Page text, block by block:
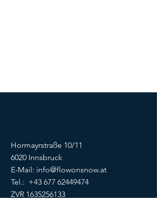
Hormayrstraße 10/11
6020 Innsbruck
E-Mail: info@flowonsnow.at
Tel.: +43 677 62449474
ZVR 1635256133